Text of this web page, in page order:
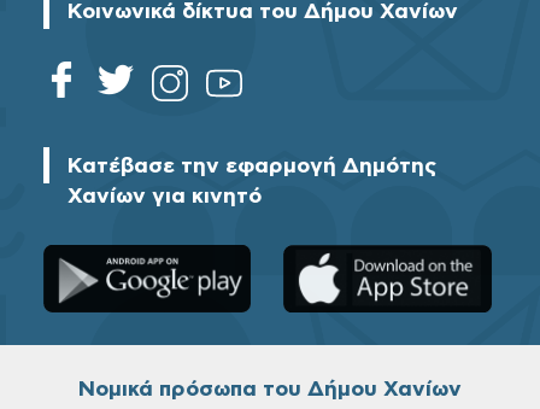
Κοινωνικά δίκτυα του Δήμου Χανίων
Κατέβασε την εφαρμογή Δημότης
Χανίων για κινητό
Νομικά πρόσωπα του Δήμου Χανίων